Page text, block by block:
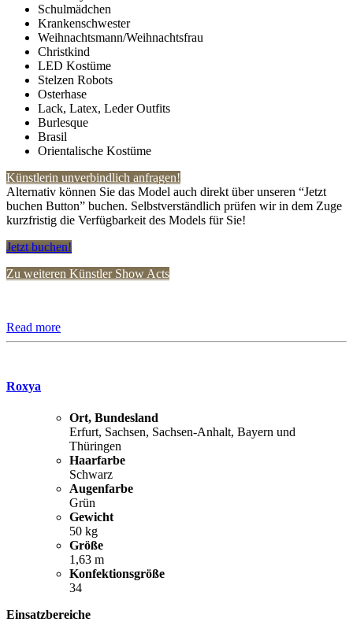
Schulmädchen
Krankenschwester
Weihnachtsmann/Weihnachtsfrau
Christkind
LED Kostüme
Stelzen Robots
Osterhase
Lack, Latex, Leder Outfits
Burlesque
Brasil
Orientalische Kostüme
Künstlerin unverbindlich anfragen!
Alternativ können Sie das Model auch direkt über unseren “Jetzt
buchen Button” buchen. Selbstverständlich prüfen wir in dem Zuge
kurzfristig die Verfügbarkeit des Models für Sie!
Jetzt buchen!
Zu weiteren Künstler Show Acts
Read more
Roxya
Ort, Bundesland
Erfurt, Sachsen, Sachsen-Anhalt, Bayern und
Thüringen
Haarfarbe
Schwarz
Augenfarbe
Grün
Gewicht
50 kg
Größe
1,63 m
Konfektionsgröße
34
Einsatzbereiche